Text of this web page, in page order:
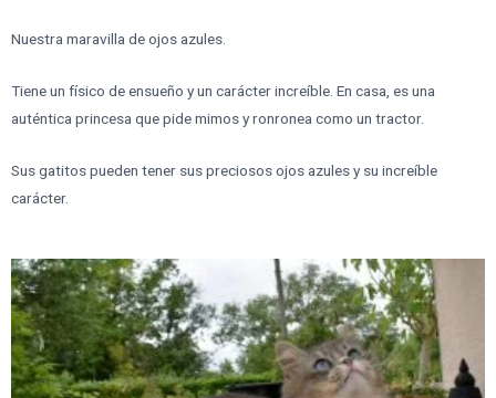
Nuestra maravilla de ojos azules.
Tiene un físico de ensueño y un carácter increíble. En casa, es una
auténtica princesa que pide mimos y ronronea como un tractor.
Sus gatitos pueden tener sus preciosos ojos azules y su increíble
carácter.